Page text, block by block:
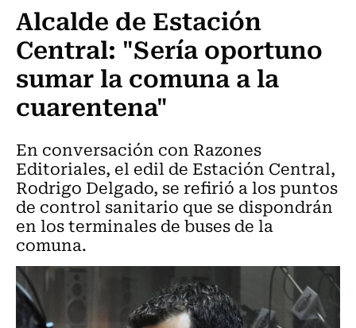
Alcalde de Estación
Central: "Sería oportuno
sumar la comuna a la
cuarentena"
En conversación con Razones
Editoriales, el edil de Estación Central,
Rodrigo Delgado, se refirió a los puntos
de control sanitario que se dispondrán
en los terminales de buses de la
comuna.